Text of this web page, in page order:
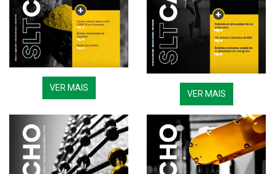
VER MAIS
VER MAIS